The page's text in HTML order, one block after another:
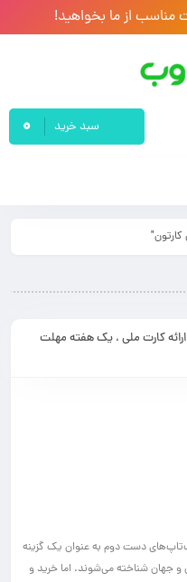
مناسب از ما بخواهید!
سبد خرید 0
کارت ملی ، یک هفته مهلت
دست دوم به عنوان یک گزینه
و جهان شناخته می‌شوند. اما خرید و